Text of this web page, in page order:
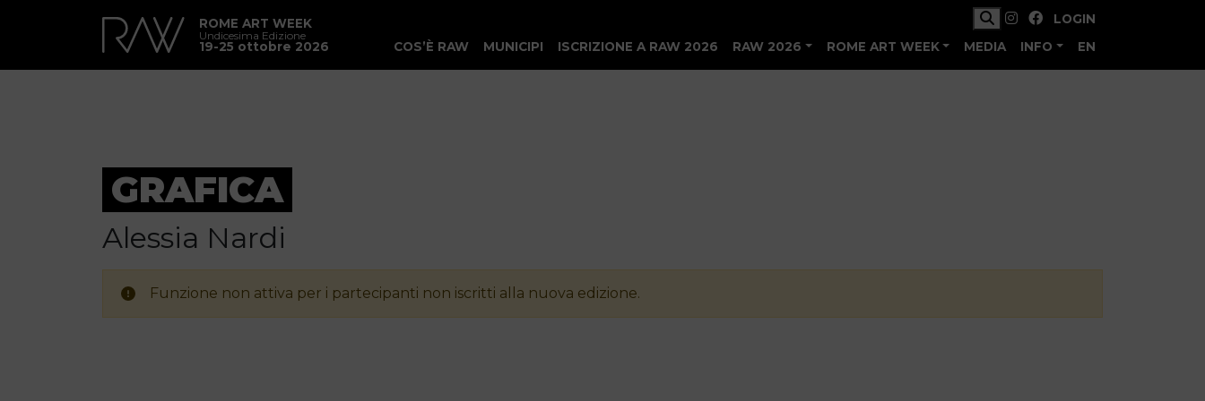
ROME ART WEEK
Undicesima Edizione
19-25 ottobre 2026
LOGIN
COS’È RAW
MUNICIPI ISCRIZIONE A RAW 2026 RAW 2026 ROME ART WEEK MEDIA INFO EN
GRAFICA
Alessia Nardi
Funzione non attiva per i partecipanti non iscritti alla nuova edizione.